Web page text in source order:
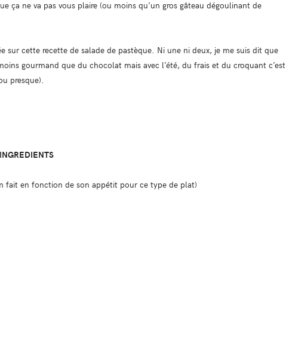
ça ne va pas vous plaire (ou moins qu’un gros gâteau dégoulinant de
cette recette de salade de pastèque. Ni une ni deux, je me suis dit que
gourmand que du chocolat mais avec l’été, du frais et du croquant c’est
presque).
INGREDIENTS
fait en fonction de son appétit pour ce type de plat)